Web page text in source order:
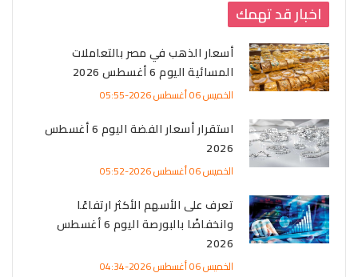
اخبار قد تهمك
أسعار الذهب في مصر بالتعاملات
المسائية اليوم 6 أغسطس 2026
الخميس 06 أغسطس 2026-05:55
استقرار أسعار الفضة اليوم 6 أغسطس
2026
الخميس 06 أغسطس 2026-05:52
تعرف على الأسهم الأكثر ارتفاعًا
وانخفاضًا بالبورصة اليوم 6 أغسطس
2026
الخميس 06 أغسطس 2026-04:34